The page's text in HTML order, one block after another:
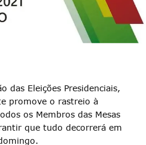
das Eleições Presidenciais,
promove o rastreio à
os Membros das Mesas
que tudo decorrerá em